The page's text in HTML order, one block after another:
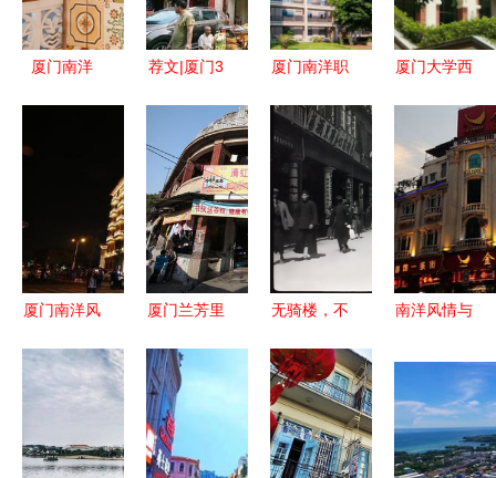
鼓浪屿印象
精品名茶礼
厦门南洋
荐文|厦门3
全攻略 厦
门南洋
厦门南洋职
2020年高
职分类考试
招生政策解
读
厦门大学西
的图书馆
历史的见证
与文化的延
续
厦门南洋风
骑楼与古韵
中山路的美
食探寻
厦门兰芳里
宅智能民宿
融合南洋风
情与现代科
无骑楼，不
门南洋建筑
的文化智慧
南洋风情与
——自驾游
厦门南洋社
区全攻略